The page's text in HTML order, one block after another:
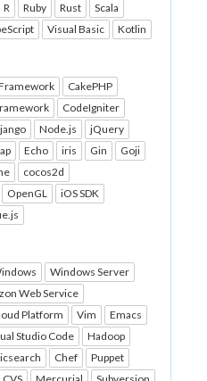
R Ruby Rust
Scala
Visual Basic Kotlin
CakePHP
CodeIgniter
Node.js
jQuery
Echo iris Gin
Goji
cocos2d
OpenGL
iOS SDK
Windows Server
Web Service
Platform Vim
Emacs
Studio Code
Hadoop
Chef
Puppet